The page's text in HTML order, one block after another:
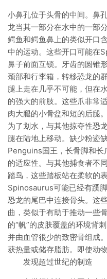
小鼻孔位于头骨的中间。鼻
龙当其一部分在水中的一部
鳄鱼和鳄鱼鼻上的类似开口
中的运动。这些开口可能在
鼻子前面互锁。牙齿的圆锥
颈部和行李箱，转移恐龙的
腿上走在几乎不可能，但在
的强大的前肢。这些爪非常
肉大腿的小骨盆和短的后腿
为了划水，与其他掠夺性恐
腿在陆地上移动。缺少粉迹
Penguins国王，长骨脚和长
的适应性。与其他捕食者不
踏鸟，这些踏板站在柔软的
Spinosaurus可能已经有蹼
恐龙的尾巴中连接骨头。这
曲，类似于有助于推动一些
的“帆”的皮肤覆盖的环境背
并由血管很少的致密骨组成
获热量或储存脂肪。即使动
发现超过世纪的制造